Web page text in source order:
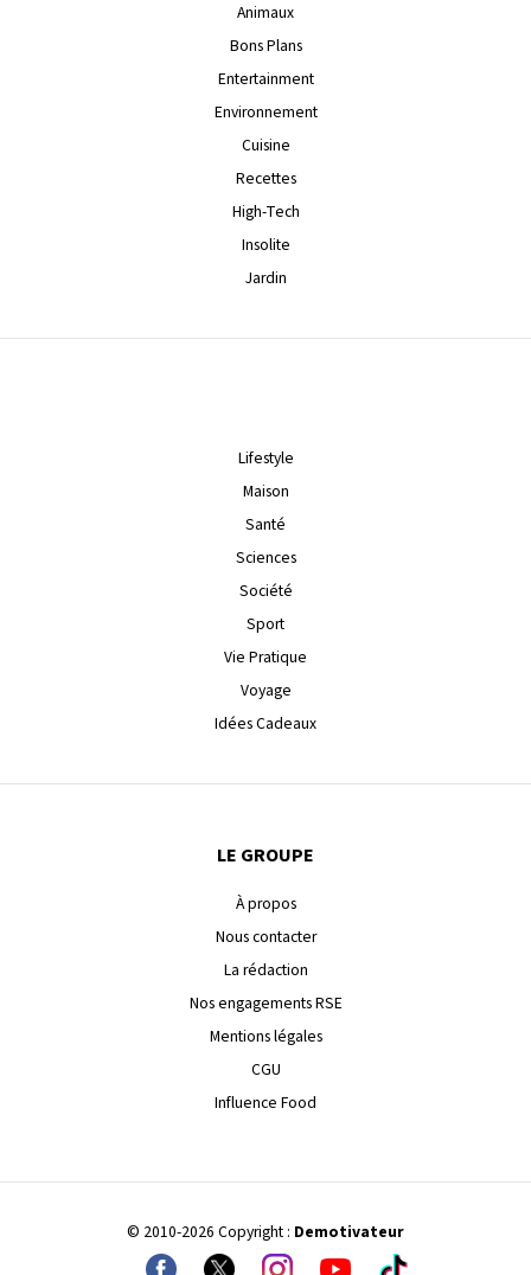
Animaux
Bons Plans
Entertainment
Environnement
Cuisine
Recettes
High-Tech
Insolite
Jardin
Lifestyle
Maison
Santé
Sciences
Société
Sport
Vie Pratique
Voyage
Idées Cadeaux
LE GROUPE
À propos
Nous contacter
La rédaction
Nos engagements RSE
Mentions légales
CGU
Influence Food
© 2010-2026 Copyright : Demotivateur